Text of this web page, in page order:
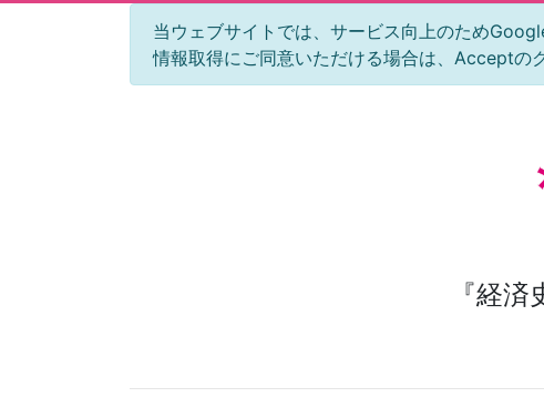
当ウェブサイトでは、サービス向上のため
情報取得にご同意いただける場合は、Acceptの
『経